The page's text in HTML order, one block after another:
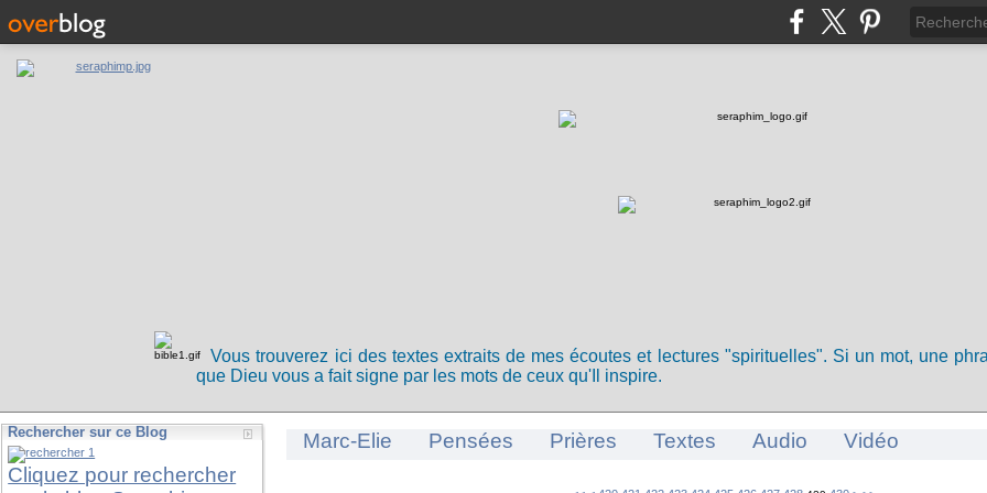
Vous trouverez ici des textes extraits de mes écoutes et lectures "spirituelles". Si un mot, une
que Dieu vous a fait signe par les mots de ceux qu'Il inspire.
Rechercher sur ce Blog
Cliquez pour rechercher
Marc-Elie Pensées Prières Textes Audio Vidéo